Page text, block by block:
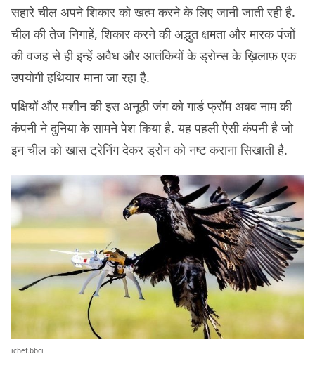
सहारे चील अपने शिकार को खत्म करने के लिए जानी जाती रही है.
चील की तेज निगाहें, शिकार करने की अद्भुत क्षमता और मारक पंजों
की वजह से ही इन्हें अवैध और आतंकियों के ड्रोन्स के ख़िलाफ़ एक
उपयोगी हथियार माना जा रहा है.
पक्षियों और मशीन की इस अनूठी जंग को गार्ड फ्रॉम अबव नाम की
कंपनी ने दुनिया के सामने पेश किया है. यह पहली ऐसी कंपनी है जो
इन चील को खास ट्रेनिंग देकर ड्रोन को नष्ट कराना सिखाती है.
ichef.bbci